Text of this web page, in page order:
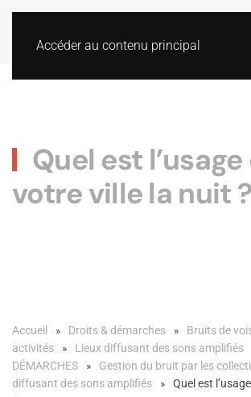
Accéder au contenu principal
Quel est l’usage
votre ville la nuit ?
Accueil Droits & démarches
Bruits de
activités
Lieux diffusant des sons amplifiés
DÉMARCHES
Gestion du bruit par les
diffusant des sons amplifiés
Quel est